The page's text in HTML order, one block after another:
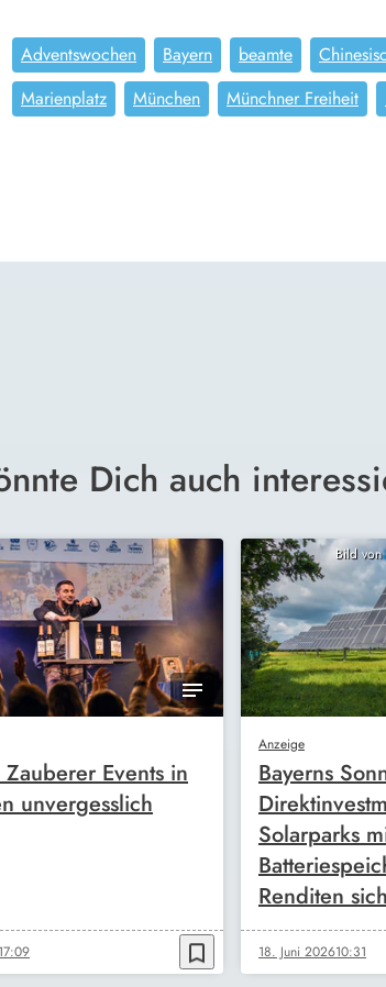
Adventswochen Bayern beamte
Marienplatz
München Münchner Freiheit
Dich auch
Events in
unvergesslich
17:09 bookmark_border
Bild von
Anzeige
Bayerns
Solarparks
Renditen
18. Juni 202610:31